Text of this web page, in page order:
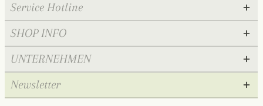
Service Hotline
SHOP INFO
UNTERNEHMEN
Newsletter